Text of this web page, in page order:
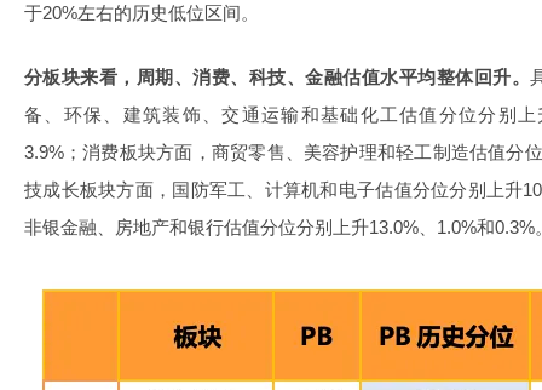
于20%左右的历史低位区间。
分板块来看，周期、消费、科技、金融估值水平均整体回升。
备、环保、建筑装饰、交通运输和基础化工估值分位分别上
3.9%；消费板块方面，商贸零售、美容护理和轻工制造估值分
技成长板块方面，国防军工、计算机和电子估值分位分别上升
非银金融、房地产和银行估值分位分别上升13.0%、1.0%和0.3%